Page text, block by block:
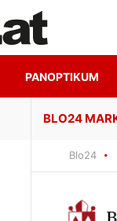
PANOPTIKUM
Blo24